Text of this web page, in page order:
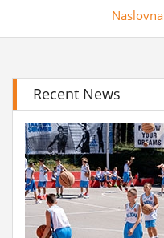
Naslovna
Recent News